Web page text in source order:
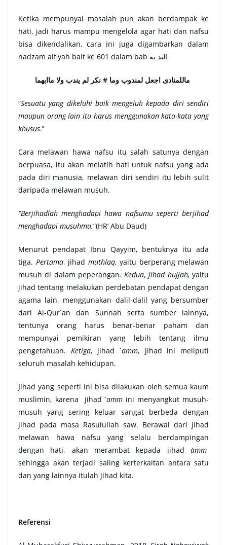
Ketika mempunyai masalah pun akan berdampak ke
hati, jadi harus mampu mengelola agar hati dan nafsu
bisa dikendalikan, cara ini juga digambarkan dalam
nadzam alfiyah bait ke 601 dalam bab الند بة
“Sesuatu yang dikeluhi baik mengeluh kepada diri sendiri
maupun orang lain itu harus menggunakan kata-kata yang
khusus.’’
Cara melawan hawa nafsu itu salah satunya dengan
berpuasa, itu akan melatih hati untuk nafsu yang ada
pada diri manusia, melawan diri sendiri itu lebih sulit
daripada melawan musuh.
“Berjihadlah menghadapi hawa nafsumu seperti berjihad
menghadapi musuhmu.“(HR’ Abu Daud)
Menurut pendapat Ibnu Qayyim, bentuknya itu ada
tiga. Pertama, jihad muthlaq, yaitu berperang melawan
musuh di dalam peperangan. Kedua,jihad hujjah, yaitu
jihad tentang melakukan perdebatan pendapat dengan
agama lain, menggunakan dalil-dalil yang bersumber
dari Al-Qur`an dan Sunnah serta sumber lainnya,
tentunya orang harus benar-benar paham dan
mempunyai pemikiran yang lebih tentang ilmu
pengetahuan. Ketiga, jihad `amm, jihad ini meliputi
seluruh masalah kehidupan.
Jihad yang seperti ini bisa dilakukan oleh semua kaum
muslimin, karena jihad `amm ini menyangkut musuh-
musuh yang sering keluar sangat berbeda dengan
jihad pada masa Rasulullah saw. Berawal dari jihad
melawan hawa nafsu yang selalu berdampingan
dengan hati, akan merambat kepada jihad `amm
sehingga akan terjadi saling kerterkaitan antara satu
dan yang lainnya itulah jihad kita.
Referensi